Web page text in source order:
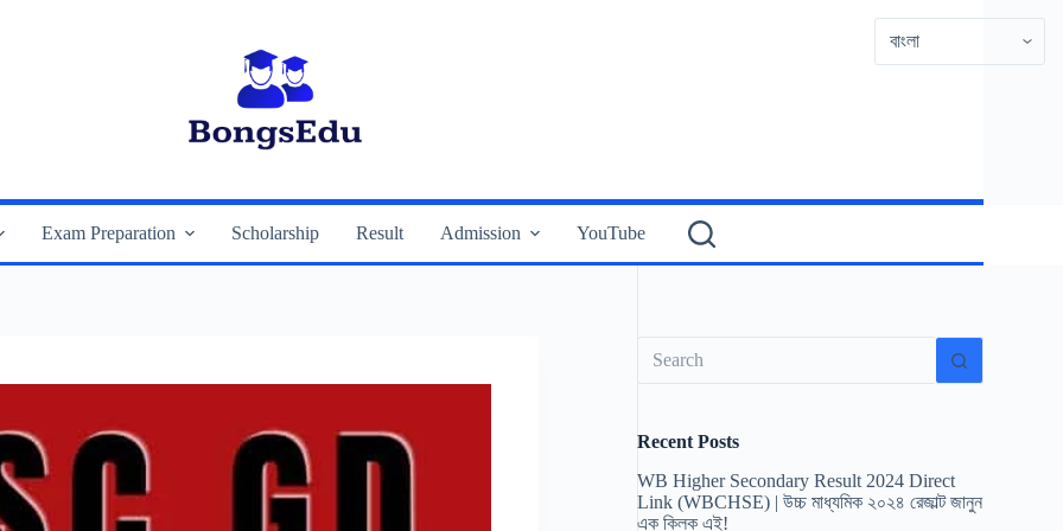
Exam Preparation Scholarship Result Admission YouTube
results
Recent Posts
WB Higher Secondary Result 2024 Direct
Link (WBCHSE) | উচ্চ মাধ্যমিক ২০২৪ রেজাল্ট জানুন
এক ক্লিক এই!